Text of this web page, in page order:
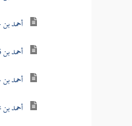
أحمد
أحمد
أحمد
أحمد